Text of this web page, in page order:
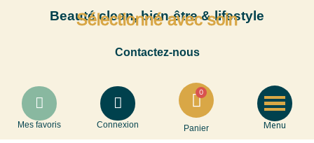
Beauté clean, bien-être & lifestyle
Sélectionné avec soin
Contactez-nous
Mes favoris Connexion Panier Menu